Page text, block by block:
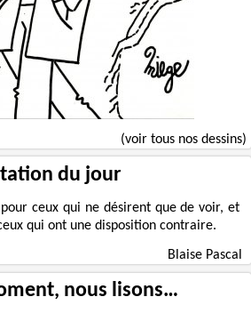
(voir tous nos dessins)
du jour
ceux qui ne désirent que de voir, et
qui ont une disposition contraire.
Blaise Pascal
nous lisons…